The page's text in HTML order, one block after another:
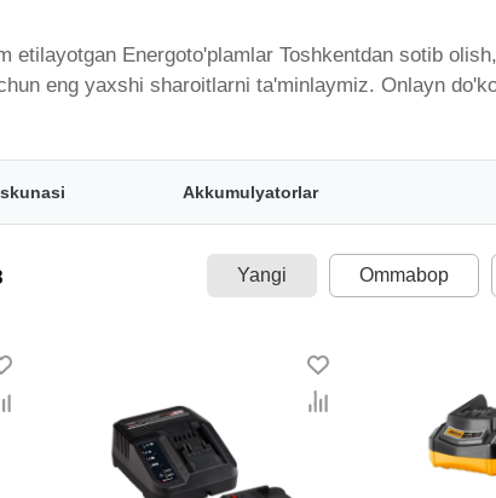
etilayotgan Energoto'plamlar Toshkentdan sotib
eng yaxshi sharoitlarni ta'minlaymiz. Onlayn
bo'lib, ularning ro'yxati doimiy ravishda
Akkumulyatorlar
Yangi Ommabop